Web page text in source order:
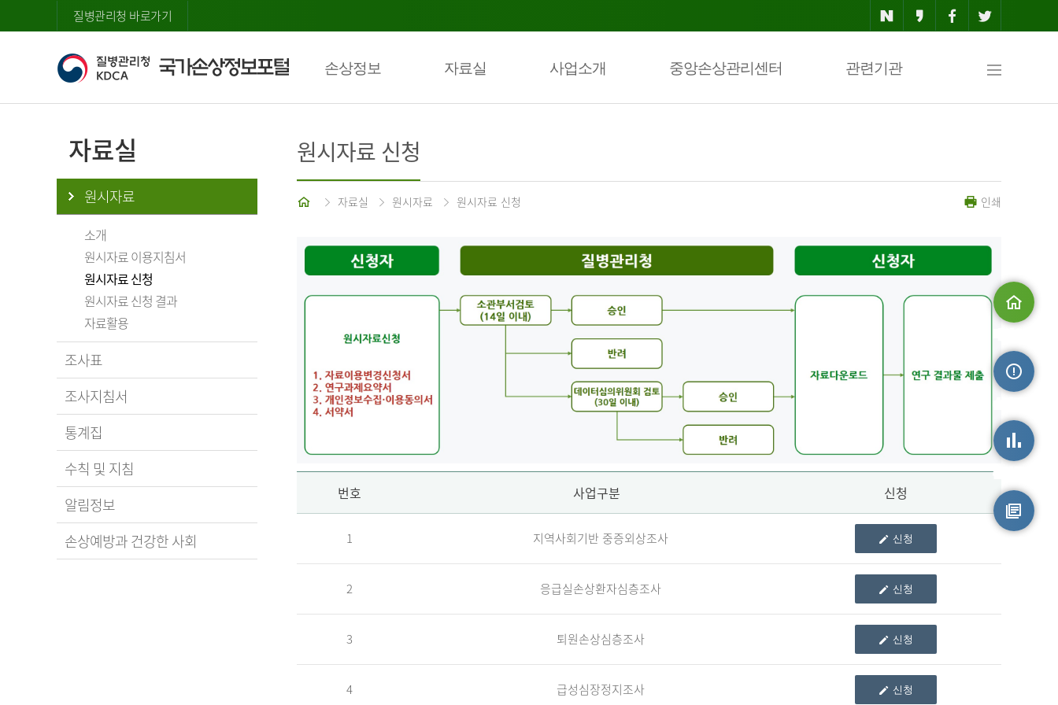
질병관리청 바로가기
손상정보 자료실 사업소개 중앙손상관리센터 관련기관
맵
자료실
원시자료
소개
원시자료 이용지침서
원시자료 신청
원시자료 신청 결과
자료활용
조사표
조사지침서
통계집
수칙 및 지침
알림정보
손상예방과 건강한 사회
원시자료 신청
홈 자료실 원시자료 원시자료 신청 인쇄
자
청
번호 사업구분 신청
1 지역사회기반 중증외상조사 신청
2 응급실손상환자심층조사 신청
3 퇴원손상심층조사 신청
4 급성심장정지조사 신청